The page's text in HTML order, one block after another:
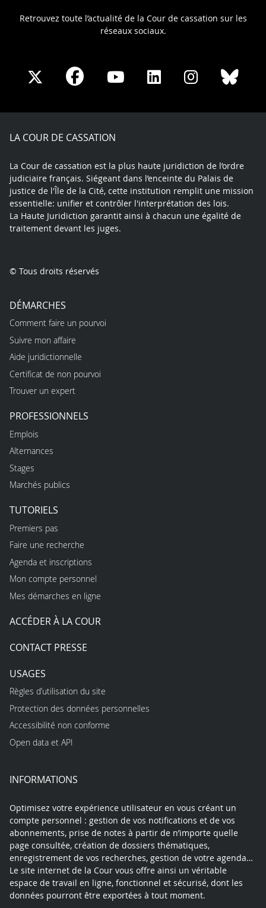
Retrouvez toute l’actualité de la Cour de cassation sur les
réseaux sociaux.
Share
X
Share
Facebook
Share
Youtube
Share
LinkedIn
Share
Instagram
LA COUR DE CASSATION
La Cour de cassation est la plus haute juridiction de l’ordre
judiciaire français. Siégeant dans l’enceinte du Palais de
justice de l'Île de la Cité, cette institution remplit une mission
essentielle: unifier et contrôler l'interprétation des lois.
La Haute Juridiction garantit ainsi à chacun une égalité de
traitement devant les juges.
© Tous droits réservés
DÉMARCHES
Comment faire un pourvoi
Suivre mon affaire
Aide juridictionnelle
Certificat de non pourvoi
Trouver un expert
PROFESSIONNELS
Emplois
Alternances
Stages
Marchés publics
TUTORIELS
Premiers pas
Faire une recherche
Agenda et inscriptions
Mon compte personnel
Mes démarches en ligne
ACCÉDER À LA COUR
CONTACT PRESSE
USAGES
Règles d’utilisation du site
Protection des données personnelles
Accessibilité non conforme
Open data et API
INFORMATIONS
Optimisez votre expérience utilisateur en vous créant un
compte personnel : gestion de vos notifications et de vos
abonnements, prise de notes à partir de n’importe quelle
page consultée, création de dossiers thématiques,
enregistrement de vos recherches, gestion de votre agenda…
Le site internet de la Cour vous offre ainsi un véritable
espace de travail en ligne, fonctionnel et sécurisé, dont les
données pourront être exportées à tout moment.